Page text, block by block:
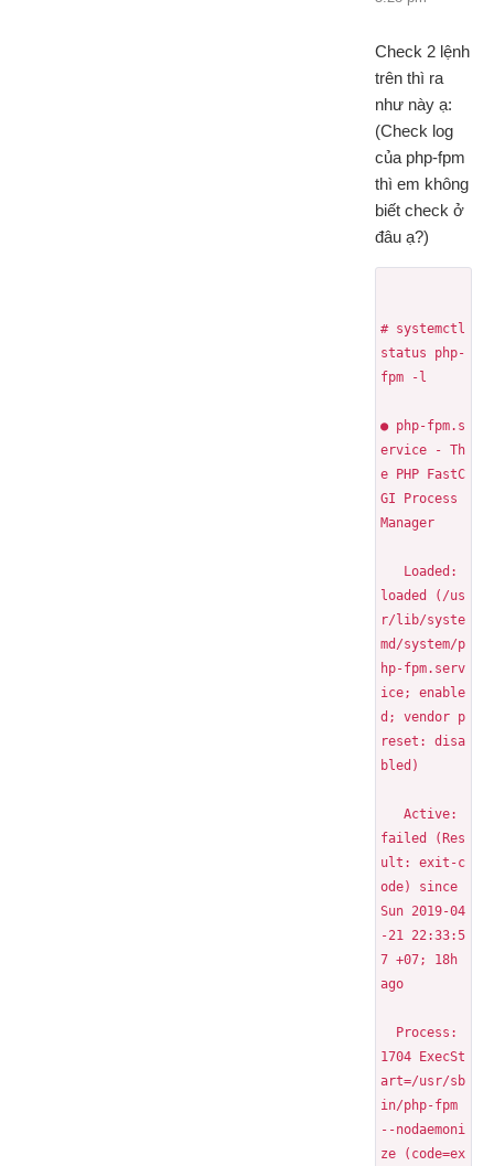
Check 2 lệnh
trên thì ra
như này ạ:
(Check log
của php-fpm
thì em không
biết check ở
đâu ạ?)
# systemctl
status php-
fpm -l
● php-fpm.s
ervice - Th
e PHP FastC
GI Process
Manager
loaded (/us
r/lib/syste
md/system/p
hp-fpm.serv
ice; enable
d; vendor p
reset: disa
bled)
failed (Res
ult: exit-c
ode) since
Sun 2019-04
-21 22:33:5
7 +07; 18h
ago
1704 ExecSt
art=/usr/sb
in/php-fpm
--nodaemoni
ze (code=ex